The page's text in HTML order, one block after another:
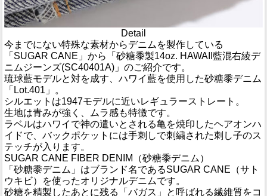
Detail
今までにない特殊な素材からデニムを製作している
「SUGAR CANE」から「砂糖黍製14oz. HAWAII藍混右綾デ
ニムジーンズ(SC40401A)」のご紹介です。
琉球藍モデルと対を成す、ハワイ藍を使用した砂糖黍デニム
「Lot.401」。
シルエットは1947モデルに近いレギュラーストレート。
生地は青みが強く、ムラ感も特徴です。
ラベルはハワイで神の遣いとされる亀を焼印したヘアオンハ
イドで、バックポケットには手刺しで刺繍された刺し子のス
テッチが入ります。
SUGAR CANE FIBER DENIM（砂糖黍デニム）
「砂糖黍デニム」はブランド名であるSUGAR CANE（サト
ウキビ）を使ったオリジナルデニムです。
砂糖を精製したあとに残る「バガス」と呼ばれる繊維質をコ